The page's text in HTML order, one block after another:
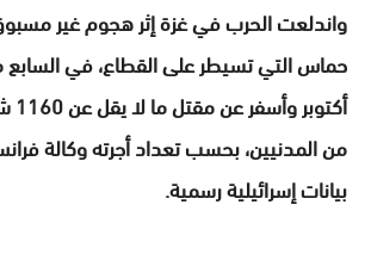
واندلعت الحرب في غزة إثر هجوم غير
حماس التي تسيطر على القطاع، في
من المدنيين، بحسب تعداد أجرته وكالة
بيانات إسرائيلية رسمية.